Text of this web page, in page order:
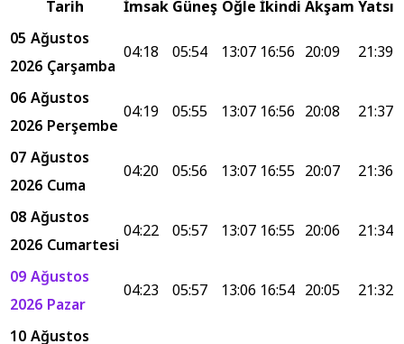
Tarih İmsakGüneşÖğleİkindiAkşamYatsı
05 Ağustos
2026 Çarşamba
04:18 05:54 13:0716:56 20:09
21:39
06 Ağustos
2026 Perşembe
04:19 05:55 13:0716:56 20:08
21:37
07 Ağustos
2026 Cuma
04:20 05:56 13:0716:55 20:07
21:36
08 Ağustos
2026 Cumartesi
04:22 05:57 13:0716:55 20:06
21:34
09 Ağustos
2026 Pazar
04:23 05:57 13:06 16:54 20:05
21:32
10 Ağustos